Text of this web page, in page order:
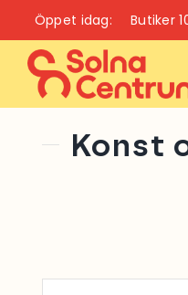
Fortsätt
till
innehållet
Öppet idag: Butiker
Konst